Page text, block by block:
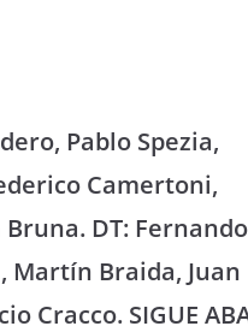
Pablo Spezia,
Camertoni,
DT: Fernando
Martín Braida, Juan
Cracco. SIGUE